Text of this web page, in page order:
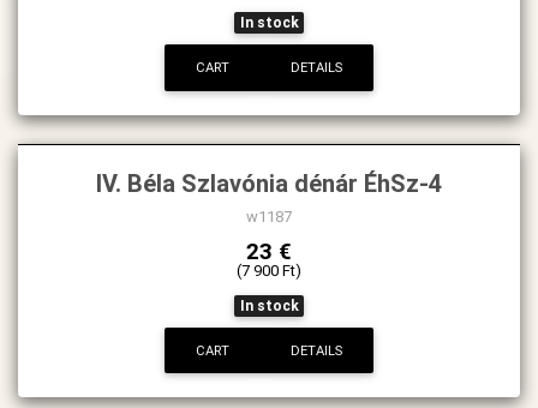
In stock
CART DETAILS
IV. Béla Szlavónia dénár ÉhSz-4
w1187
23 €
(7 900 Ft)
In stock
CART DETAILS